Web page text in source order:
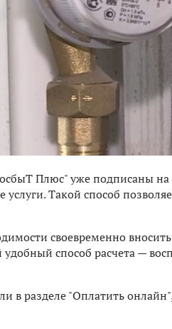
Плюс" уже подписаны
Такой способ
своевременно
способ расчета —
в разделе "Оплатить